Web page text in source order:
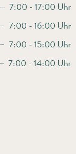
7:00 - 17:00 Uhr
7:00 - 16:00 Uhr
7:00 - 15:00 Uhr
7:00 - 14:00 Uhr